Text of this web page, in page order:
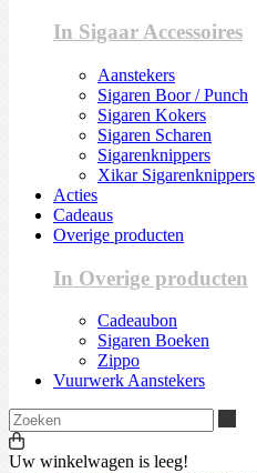
In Sigaar Accessoires
Aanstekers
Sigaren Boor / Punch
Sigaren Kokers
Sigaren Scharen
Sigarenknippers
Xikar Sigarenknippers
Acties
Cadeaus
Overige producten
In Overige producten
Cadeaubon
Sigaren Boeken
Zippo
Vuurwerk Aanstekers
Uw winkelwagen is leeg!